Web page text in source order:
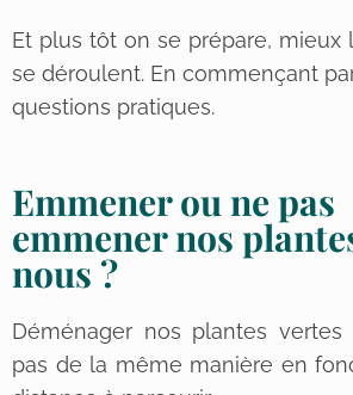
Et plus tôt on se prépare, mieux
se déroulent. En commençant
questions pratiques.
Emmener ou ne pas
emmener nos
nous ?
Déménager nos plantes
pas de la même manière en